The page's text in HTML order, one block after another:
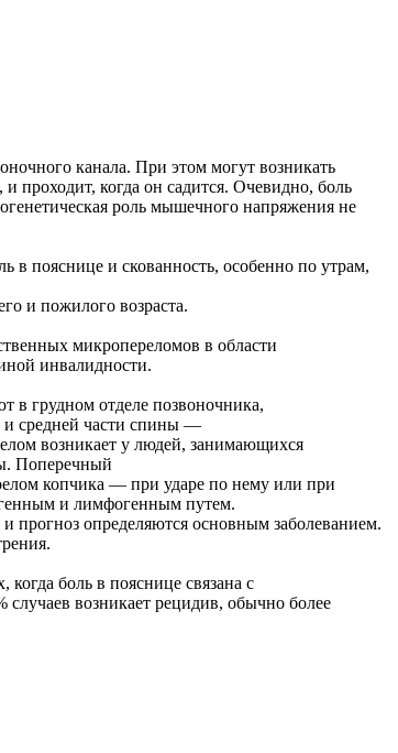
канала. При этом могут возникать
проходит, когда он садится. Очевидно, боль
роль мышечного напряжения не
пояснице и скованность, особенно по утрам,
и пожилого возраста.
микропереломов в области
инвалидности.
в грудном отделе позвоночника,
и средней части спины —
возникает у людей, занимающихся
Поперечный
копчика — при ударе по нему или при
и лимфогенным путем.
прогноз определяются основным заболеванием.
боль в пояснице связана с
возникает рецидив, обычно более